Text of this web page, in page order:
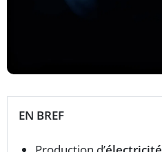
EN BREF